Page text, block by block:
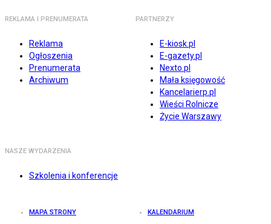
REKLAMA I PRENUMERATA
Reklama
Ogłoszenia
Prenumerata
Archiwum
PARTNERZY
E-kiosk.pl
E-gazety.pl
Nexto.pl
Mała księgowość
Kancelarierp.pl
Wieści Rolnicze
Życie Warszawy
NASZE WYDARZENIA
Szkolenia i konferencje
MAPA STRONY KALENDARIUM